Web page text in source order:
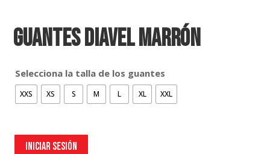
Guantes Diavel Marrón
Selecciona la talla de los guantes
XXS XS S M L XL XXL
Iniciar sesión